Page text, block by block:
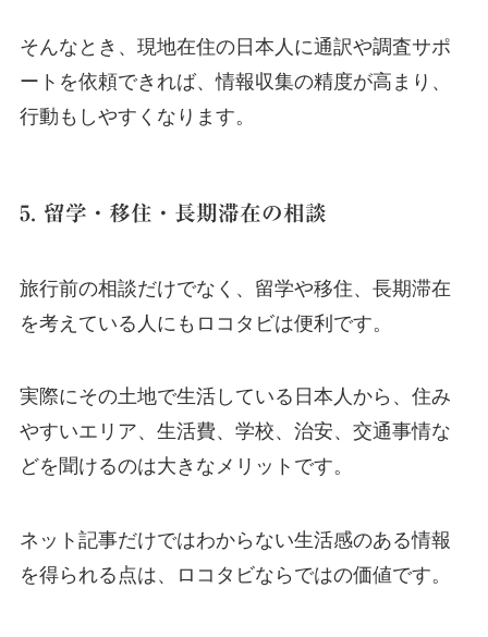
そんなとき、現地在住の日本人に通訳や調査サポ
ートを依頼できれば、情報収集の精度が高まり、
行動もしやすくなります。
5. 留学・移住・長期滞在の相談
旅行前の相談だけでなく、留学や移住、長期滞在
を考えている人にもロコタビは便利です。
実際にその土地で生活している日本人から、住み
やすいエリア、生活費、学校、治安、交通事情な
どを聞けるのは大きなメリットです。
ネット記事だけではわからない生活感のある情報
を得られる点は、ロコタビならではの価値です。